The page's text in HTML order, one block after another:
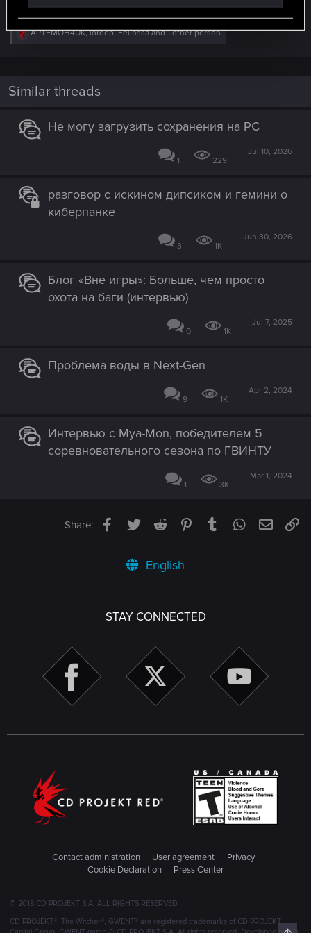
R
i
o
s
:
APTEMOH4UK,lordep,Felinssaand 1 other person
Similar threads
Не могу загрузить сохранения на PC
1 229
Jul 10, 2026
разговор с искином дипсиком и гемини о
киберпанке
3 1K
Jun 30, 2026
Блог «Вне игры»: Больше, чем просто
охота на баги (интервью)
0 1K
Jul 7, 2025
Проблема воды в Next-Gen
9 1K
Apr 2, 2024
Интервью с Mya-Mon, победителем 5
соревновательного сезона по ГВИНТУ
1 3K
Mar 1, 2024
Share: Facebook
TwitterReddit PinterestTumblrWhatsApp
Email
English
STAY CONNECTED
Contact administration User agreement
Privacy
Cookie Declaration
Press Center
© 2018 CD PROJEKT S.A. ALL RIGHTS RESERVED
CD PROJEKT®, The Witcher®, GWENT® are registered trademarks of CD PROJEKT